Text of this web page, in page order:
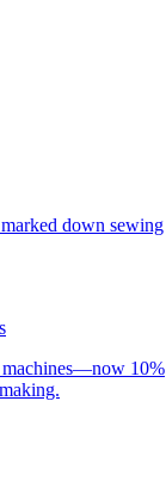
down sewing
10%